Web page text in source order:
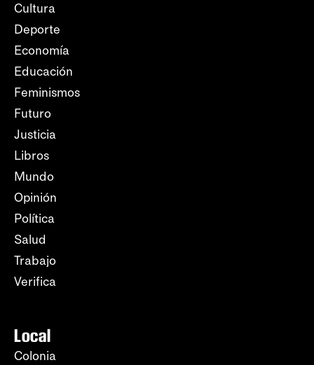
Cultura
Deporte
Economía
Educación
Feminismos
Futuro
Justicia
Libros
Mundo
Opinión
Política
Salud
Trabajo
Verifica
Local
Colonia